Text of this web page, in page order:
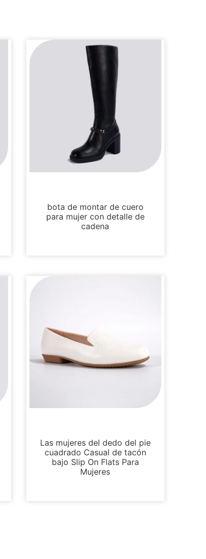
bota de montar de cuero
para mujer con detalle de
cadena
Las mujeres del dedo del pie
cuadrado Casual de tacón
bajo Slip On Flats Para
Mujeres